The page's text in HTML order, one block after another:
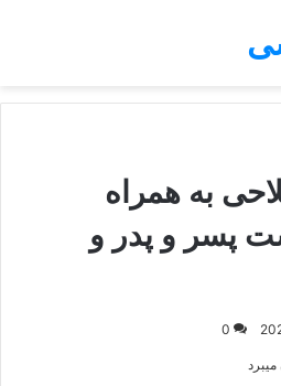
به همراه
پسر و پدر و
0